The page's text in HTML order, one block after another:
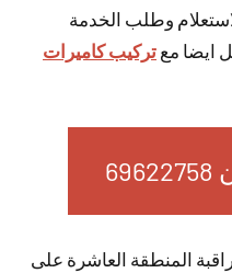
وطلب الخدمة
ايضا مع تركيب كاميرات
المنطقة العاشرة على